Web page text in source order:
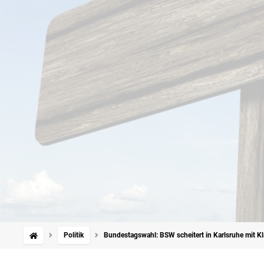
Politik Bundestagswahl: BSW scheitert in Karlsruhe mit